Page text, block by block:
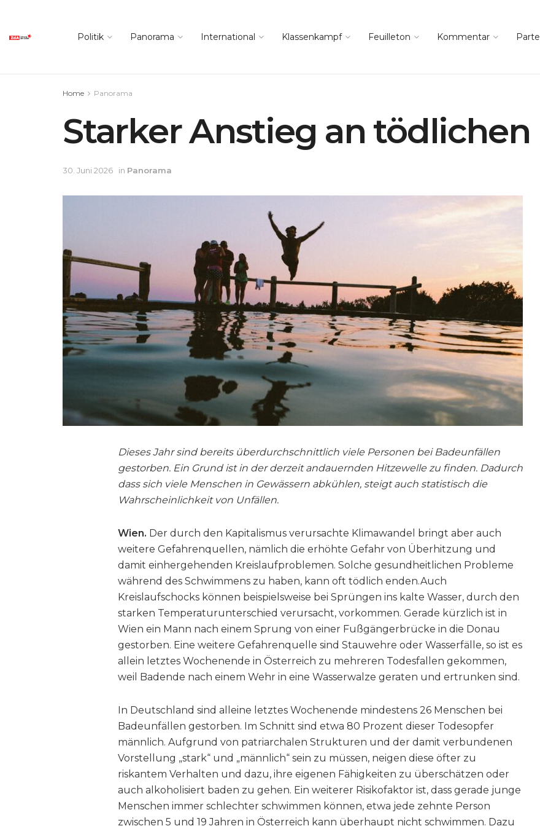
Politik Panorama International Klassenkampf Feuilleton Kommentar
Home Panorama
Starker Anstieg an
30. Juni 2026 in Panorama
Dieses Jahr sind bereits überdurchschnittlich viele Personen bei Badeunfällen
gestorben. Ein Grund ist in der derzeit andauernden Hitzewelle zu finden. Dadurch
dass sich viele Menschen in Gewässern abkühlen, steigt auch statistisch die
Wahrscheinlichkeit von Unfällen.
Wien. Der durch den Kapitalismus verursachte Klimawandel bringt aber auch
weitere Gefahrenquellen, nämlich die erhöhte Gefahr von Überhitzung und
damit einhergehenden Kreislaufproblemen. Solche gesundheitlichen Probleme
während des Schwimmens zu haben, kann oft tödlich enden.Auch
Kreislaufschocks können beispielsweise bei Sprüngen ins kalte Wasser, durch den
starken Temperaturunterschied verursacht, vorkommen. Gerade kürzlich ist in
Wien ein Mann nach einem Sprung von einer Fußgängerbrücke in die Donau
gestorben. Eine weitere Gefahrenquelle sind Stauwehre oder Wasserfälle, so ist es
allein letztes Wochenende in Österreich zu mehreren Todesfallen gekommen,
weil Badende nach einem Wehr in eine Wasserwalze geraten und ertrunken sind.
In Deutschland sind alleine letztes Wochenende mindestens 26 Menschen bei
Badeunfällen gestorben. Im Schnitt sind etwa 80 Prozent dieser Todesopfer
männlich. Aufgrund von patriarchalen Strukturen und der damit verbundenen
Vorstellung „stark“ und „männlich“ sein zu müssen, neigen diese öfter zu
riskantem Verhalten und dazu, ihre eigenen Fähigkeiten zu überschätzen oder
auch alkoholisiert baden zu gehen. Ein weiterer Risikofaktor ist, dass gerade junge
Menschen immer schlechter schwimmen können, etwa jede zehnte Person
zwischen 5 und 19 Jahren in Österreich kann überhaupt nicht schwimmen. Dazu